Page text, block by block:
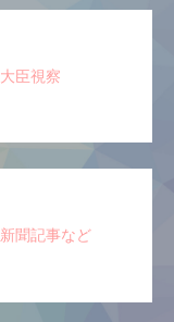
大臣視察
新聞記事など